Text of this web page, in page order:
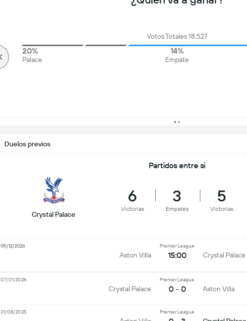
Votos Totales 18,527
20%
Palace
14%
Empate
Duelos previos
Partidos entre si
Crystal Palace
6
Victorias
3
Empates
5
Victorias
Aston Villa
Premier League
15:00 Crystal Palace
05/12/2026
Crystal Palace
Premier League
0 - 0 Aston Villa
07/01/2026
Premier League
31/08/2025